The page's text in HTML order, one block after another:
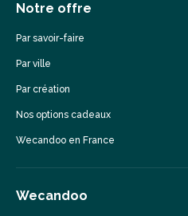
Notre offre
Par savoir-faire
Par ville
Par création
Nos options cadeaux
Wecandoo en France
Wecandoo